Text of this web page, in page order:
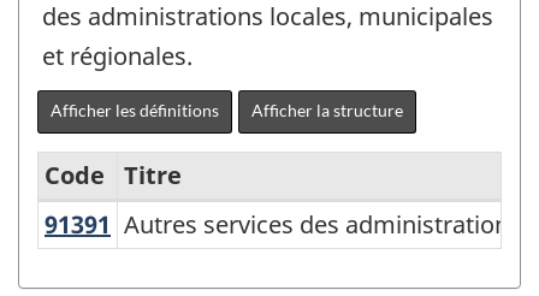
des administrations locales, municipales
et régionales.
Afficher les définitions Afficher la structure
Variante
Code
Titre
91391 Autres services des
Autres services des administrations